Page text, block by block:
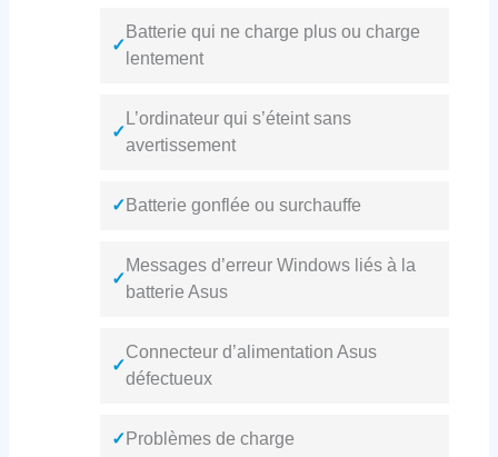
✓
Batterie qui ne charge plus ou charge
lentement
✓
L’ordinateur qui s’éteint sans
avertissement
✓ Batterie gonflée ou surchauffe
✓
Messages d’erreur Windows liés à la
batterie Asus
✓
Connecteur d’alimentation Asus
défectueux
✓ Problèmes de charge